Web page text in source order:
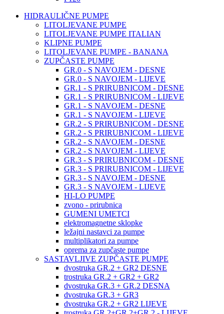
HIDRAULIČNE PUMPE
LITOLJEVANE PUMPE
LITOLJEVANE PUMPE ITALIAN
KLIPNE PUMPE
LITOLJEVANE PUMPE - BANANA
ZUPČASTE PUMPE
GR.0 - S NAVOJEM - DESNE
GR.0 - S NAVOJEM - LIJEVE
GR.1 - S PRIRUBNICOM - DESNE
GR.1 - S PRIRUBNICOM - LIJEVE
GR.1 - S NAVOJEM - DESNE
GR.1 - S NAVOJEM - LIJEVE
GR.2 - S PRIRUBNICOM - DESNE
GR.2 - S PRIRUBNICOM - LIJEVE
GR.2 - S NAVOJEM - DESNE
GR.2 - S NAVOJEM - LIJEVE
GR.3 - S PRIRUBNICOM - DESNE
GR.3 - S PRIRUBNICOM - LIJEVE
GR.3 - S NAVOJEM - DESNE
GR.3 - S NAVOJEM - LIJEVE
HI-LO PUMPE
zvono - prirubnica
GUMENI UMETCI
elektromagnetne sklopke
ležajni nastavci za pumpe
multiplikatori za pumpe
oprema za zupčaste pumpe
SASTAVLJIVE ZUPČASTE PUMPE
dvostruka GR.2 + GR2 DESNE
trostruka GR.2 + GR2 + GR2
dvostruka GR.3 + GR.2 DESNA
dvostruka GR.3 + GR3
dvostruka GR.2 + GR2 LIJEVE